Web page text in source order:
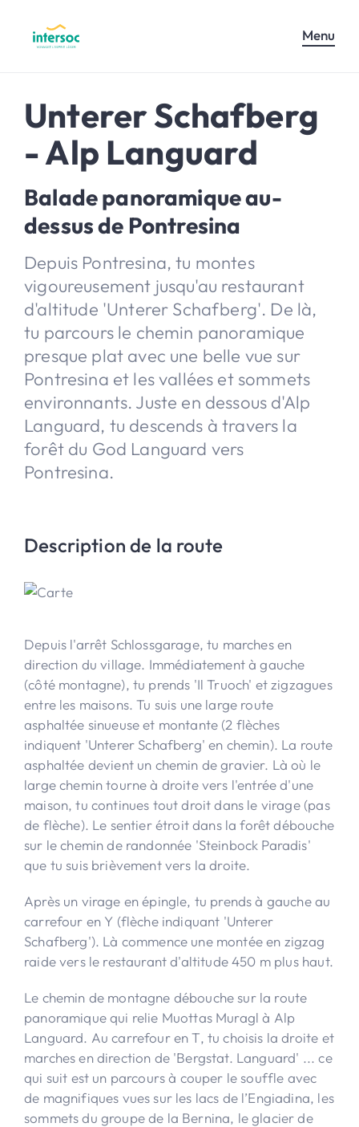
Menu
Unterer Schafberg
- Alp Languard
Balade panoramique au-
dessus de Pontresina
Depuis Pontresina, tu montes
vigoureusement jusqu'au restaurant
d'altitude 'Unterer Schafberg'. De là,
tu parcours le chemin panoramique
presque plat avec une belle vue sur
Pontresina et les vallées et sommets
environnants. Juste en dessous d'Alp
Languard, tu descends à travers la
forêt du God Languard vers
Pontresina.
Description de la route
Depuis l'arrêt Schlossgarage, tu marches en
direction du village. Immédiatement à gauche
(côté montagne), tu prends 'Il Truoch' et zigzagues
entre les maisons. Tu suis une large route
asphaltée sinueuse et montante (2 flèches
indiquent 'Unterer Schafberg' en chemin). La route
asphaltée devient un chemin de gravier. Là où le
large chemin tourne à droite vers l'entrée d'une
maison, tu continues tout droit dans le virage (pas
de flèche). Le sentier étroit dans la forêt débouche
sur le chemin de randonnée 'Steinbock Paradis'
que tu suis brièvement vers la droite.
Après un virage en épingle, tu prends à gauche au
carrefour en Y (flèche indiquant 'Unterer
Schafberg'). Là commence une montée en zigzag
raide vers le restaurant d'altitude 450 m plus haut.
Le chemin de montagne débouche sur la route
panoramique qui relie Muottas Muragl à Alp
Languard. Au carrefour en T, tu choisis la droite et
marches en direction de 'Bergstat. Languard' ... ce
qui suit est un parcours à couper le souffle avec
de magnifiques vues sur les lacs de l’Engiadina, les
sommets du groupe de la Bernina, le glacier de